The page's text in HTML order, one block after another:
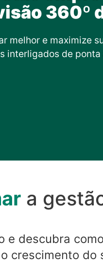
360º
melhor e maximize
interligados de ponta
a
e descubra
crescimento do